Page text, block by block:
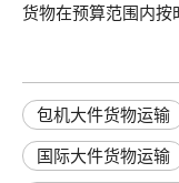
货物在预算范围内按
包机大件货物运输
国际大件货物运输